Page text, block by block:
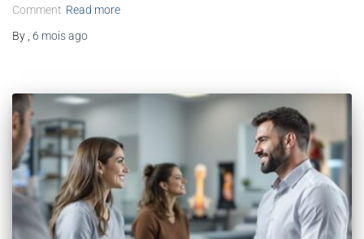
Comment Read more
By
6 moisago